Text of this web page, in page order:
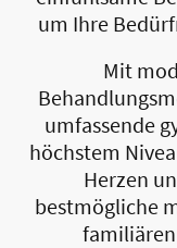
um Ihre
Mit
umfassende
höchstem
Herzen
bestmögliche